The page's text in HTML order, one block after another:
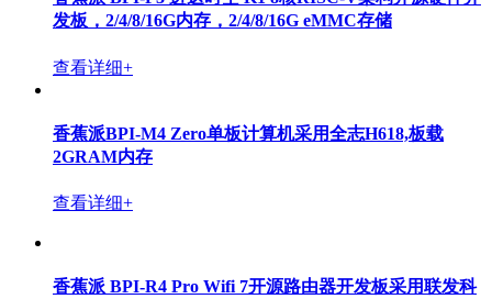
发板，2/4/8/16G内存，2/4/8/16G eMMC存储
查看详细+
香蕉派BPI-M4 Zero单板计算机采用全志H618,板载
2GRAM内存
查看详细+
香蕉派 BPI-R4 Pro Wifi 7开源路由器开发板采用联发科